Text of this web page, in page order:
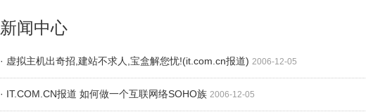
新闻中心
· 虚拟主机出奇招,建站不求人,宝盒解您忧!(it.com.cn报道) 2006-12-05
· IT.COM.CN报道 如何做一个互联网络SOHO族 2006-12-05